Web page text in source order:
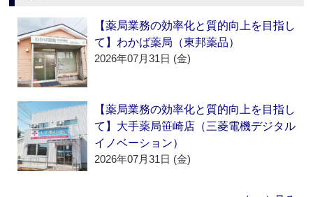
【薬局業務の効率化と質的向上を目指し
て】わかば薬局（東邦薬品）
2026年07月31日 (金)
【薬局業務の効率化と質的向上を目指し
て】大手薬局笹崎店（三菱電機デジタル
イノベーション）
2026年07月31日 (金)